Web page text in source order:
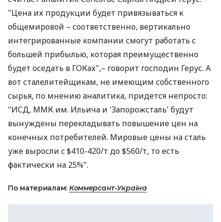
"Цена их продукции будет привязываться к
общемировой – соответственно, вертикально
интегрированные компании смогут работать с
большей прибылью, которая преимущественно
будет оседать в ГОКах",– говорит господин Герус. А
вот сталелитейщикам, не имеющим собственного
сырья, по мнению аналитика, придется непросто:
"ИСД, ММК им. Ильича и 'Запорожсталь' будут
вынуждены перекладывать повышение цен на
конечных потребителей. Мировые цены на сталь
уже выросли c $410-420/т до $560/т, то есть
фактически на 25%".
По материалам: Коммерсант-Україна